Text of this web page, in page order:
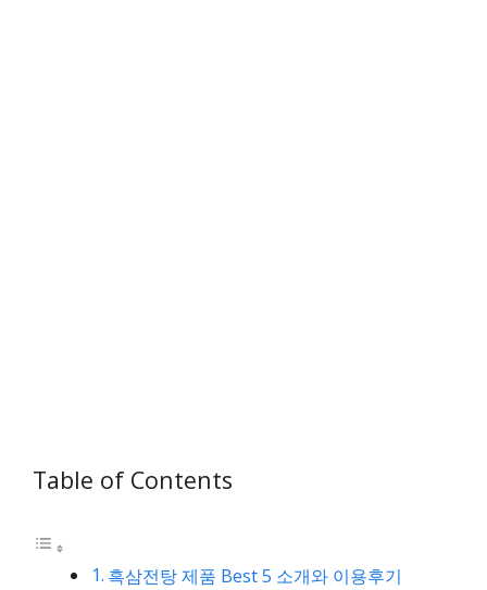
Table of Contents
흑삼전탕 제품 Best 5 소개와 이용후기